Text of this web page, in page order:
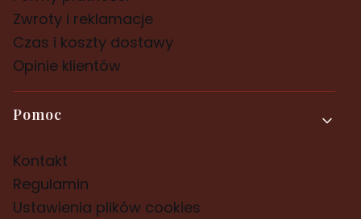
Zwroty i reklamacje
Czas i koszty dostawy
Opinie klientów
Pomoc
Kontakt
Regulamin
Ustawienia plików cookies